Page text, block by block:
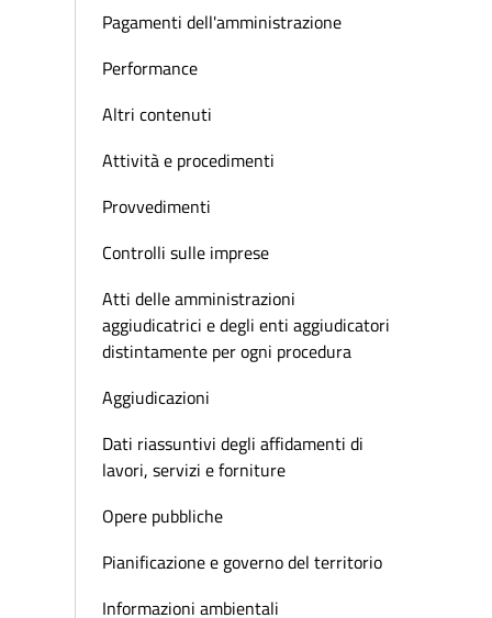
Pagamenti dell'amministrazione
Performance
Altri contenuti
Attività e procedimenti
Provvedimenti
Controlli sulle imprese
Atti delle amministrazioni
aggiudicatrici e degli enti aggiudicatori
distintamente per ogni procedura
Aggiudicazioni
Dati riassuntivi degli affidamenti di
lavori, servizi e forniture
Opere pubbliche
Pianificazione e governo del territorio
Informazioni ambientali